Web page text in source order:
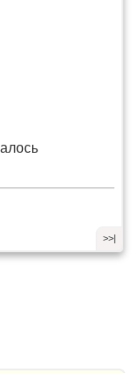
>>|